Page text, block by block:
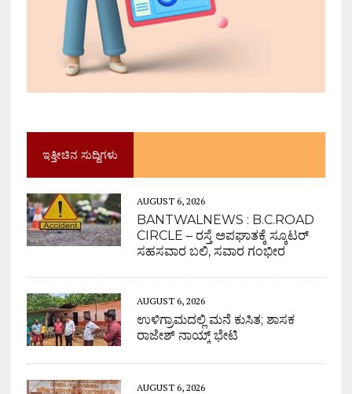
ಇತ್ತೀಚಿನ ಸುದ್ದಿಗಳು
AUGUST 6, 2026
BANTWALNEWS : B.C.ROAD
CIRCLE – ರಸ್ತೆ ಅಪಘಾತಕ್ಕೆ ಸ್ಕೂಟರ್
ಸಹಸವಾರ ಬಲಿ, ಸವಾರ ಗಂಭೀರ
AUGUST 6, 2026
ಉಳಿಗ್ರಾಮದಲ್ಲಿ ಮನೆ ಕುಸಿತ; ಶಾಸಕ
ರಾಜೇಶ್ ನಾಯ್ಕ್ ಭೇಟಿ
AUGUST 6, 2026